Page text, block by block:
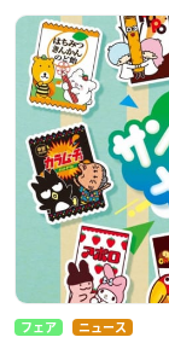
フェア ニュース